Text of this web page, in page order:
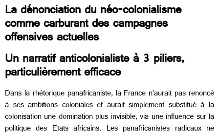
La dénonciation du néo-colonialisme
comme carburant des campagnes
offensives actuelles
Un narratif anticolonialiste à 3 piliers,
particulièrement efficace
Dans la rhétorique panafricaniste, la France n’aurait pas renoncé
à ses ambitions coloniales et aurait simplement substitué à la
colonisation une domination plus invisible, via une influence sur la
politique des Etats africains. Les panafricanistes radicaux ne